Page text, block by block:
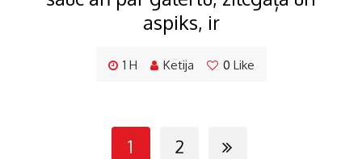
aspiks, ir
1 H Ketija 0 Like
1 2